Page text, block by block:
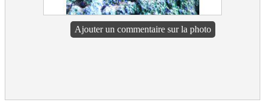
Ajouter un commentaire sur la photo